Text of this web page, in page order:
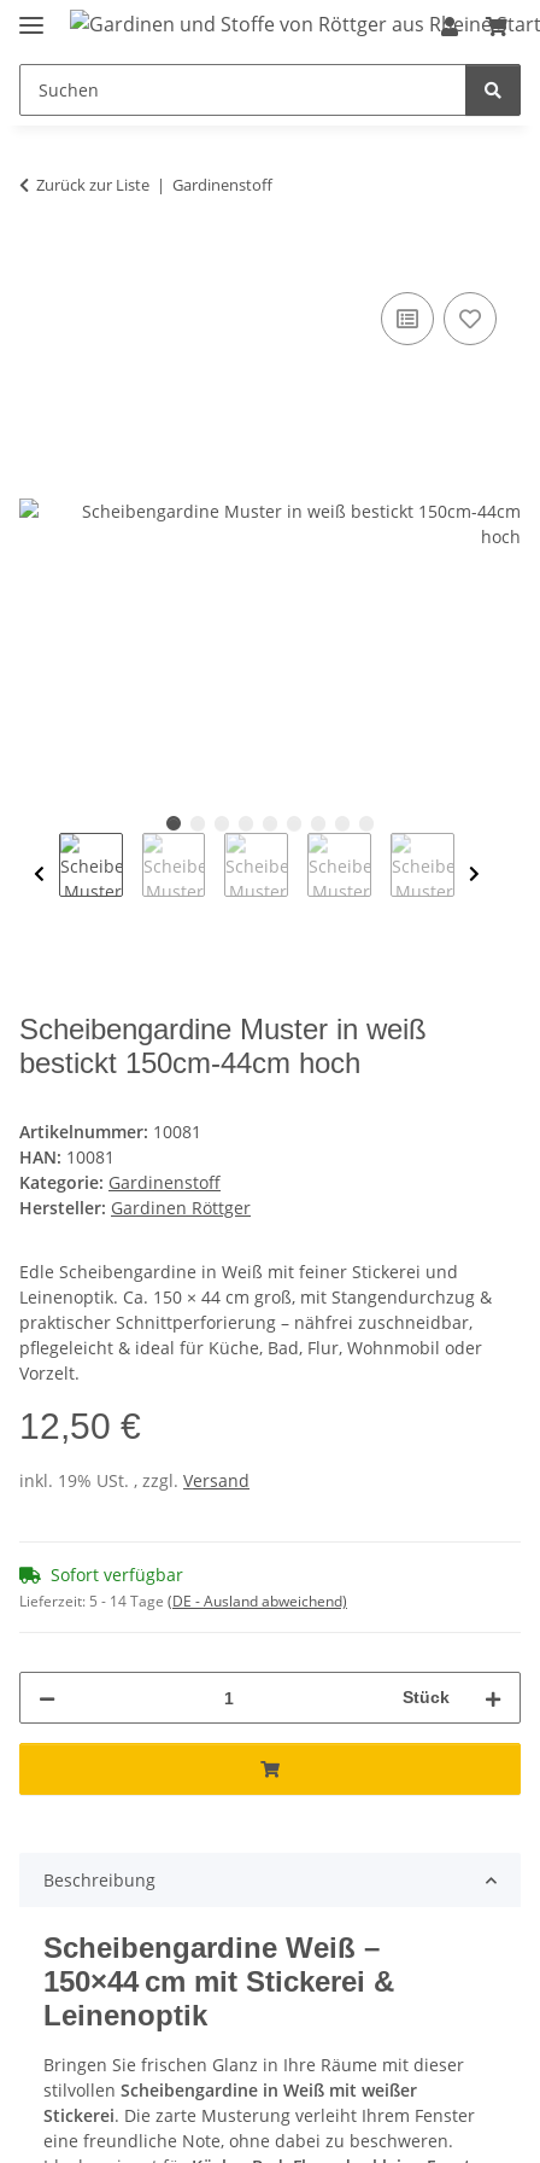
Zurück zur Liste Gardinenstoff
Scheibengardine Muster in weiß
bestickt 150cm-44cm hoch
Artikelnummer: 10081
HAN: 10081
Kategorie: Gardinenstoff
Hersteller: Gardinen Röttger
Edle Scheibengardine in Weiß mit feiner Stickerei und
Leinenoptik. Ca. 150 × 44 cm groß, mit Stangendurchzug &
praktischer Schnittperforierung – nähfrei zuschneidbar,
pflegeleicht & ideal für Küche, Bad, Flur, Wohnmobil oder
Vorzelt.
12,50 €
inkl. 19% USt. , zzgl. Versand
Sofort verfügbar
Lieferzeit: 5 - 14 Tage (DE - Ausland abweichend)
Stück
Beschreibung
Scheibengardine Weiß –
150×44 cm mit Stickerei &
Leinenoptik
Bringen Sie frischen Glanz in Ihre Räume mit dieser
stilvollen Scheibengardine in Weiß mit weißer
Stickerei. Die zarte Musterung verleiht Ihrem Fenster
eine freundliche Note, ohne dabei zu beschweren.